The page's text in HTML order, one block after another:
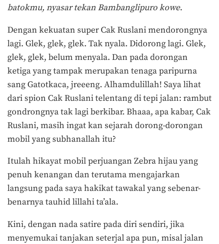
batokmu, nyasar tekan Bambanglipuro kowe.
Dengan kekuatan super Cak Ruslani mendorongnya
lagi. Glek, glek, glek. Tak nyala. Didorong lagi. Glek,
glek, glek, belum menyala. Dan pada dorongan
ketiga yang tampak merupakan tenaga paripurna
sang Gatotkaca, jreeeng. Alhamdulillah! Saya lihat
dari spion Cak Ruslani telentang di tepi jalan: rambut
gondrongnya tak lagi berkibar. Bhaaa, apa kabar, Cak
Ruslani, masih ingat kan sejarah dorong-dorongan
mobil yang subhanallah itu?
Itulah hikayat mobil perjuangan Zebra hijau yang
penuh kenangan dan terutama mengajarkan
langsung pada saya hakikat tawakal yang sebenar-
benarnya tauhid lillahi ta’ala.
Kini, dengan nada satire pada diri sendiri, jika
menyemukai tanjakan seterjal apa pun, misal jalan